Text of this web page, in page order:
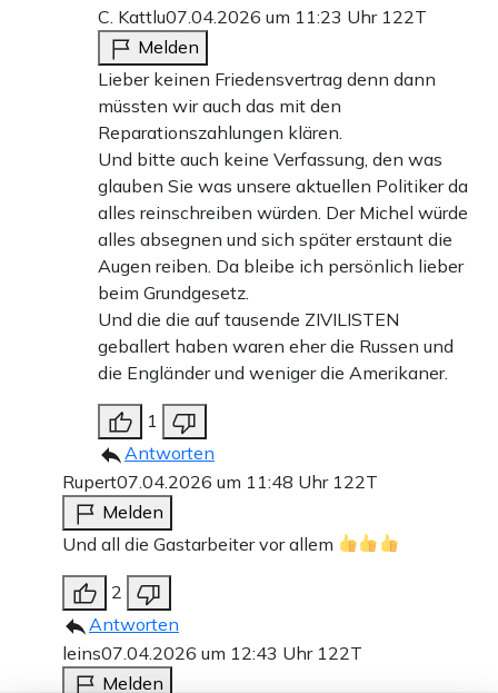
C. Kattlu07.04.2026 um 11:23 Uhr 122T
Melden
Lieber keinen Friedensvertrag denn dann
müssten wir auch das mit den
Reparationszahlungen klären.
Und bitte auch keine Verfassung, den was
glauben Sie was unsere aktuellen Politiker da
alles reinschreiben würden. Der Michel würde
alles absegnen und sich später erstaunt die
Augen reiben. Da bleibe ich persönlich lieber
beim Grundgesetz.
Und die die auf tausende ZIVILISTEN
geballert haben waren eher die Russen und
die Engländer und weniger die Amerikaner.
1
Antworten
Rupert07.04.2026 um 11:48 Uhr 122T
Melden
Und all die Gastarbeiter vor allem
2
Antworten
leins07.04.2026 um 12:43 Uhr 122T
Melden